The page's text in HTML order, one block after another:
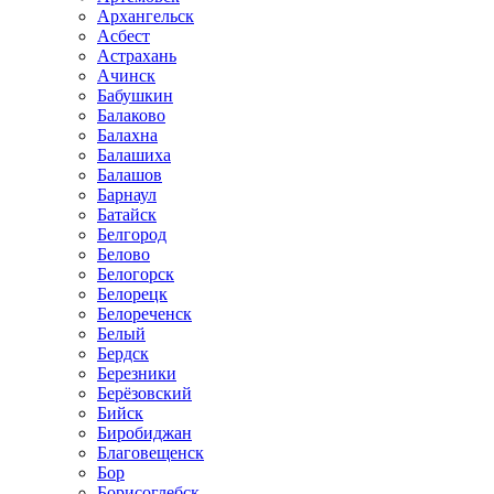
Архангельск
Асбест
Астрахань
Ачинск
Бабушкин
Балаково
Балахна
Балашиха
Балашов
Барнаул
Батайск
Белгород
Белово
Белогорск
Белорецк
Белореченск
Белый
Бердск
Березники
Берёзовский
Бийск
Биробиджан
Благовещенск
Бор